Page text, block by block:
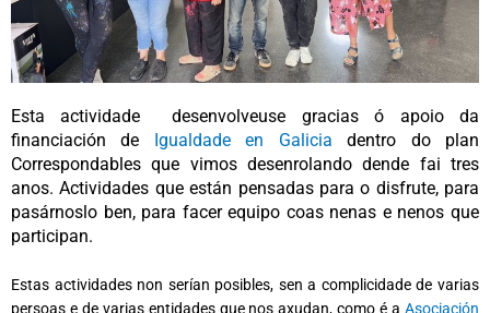
Esta actividade desenvolveuse gracias ó apoio da
financiación de Igualdade en Galicia dentro do plan
Correspondables que vimos desenrolando dende fai tres
anos. Actividades que están pensadas para o disfrute, para
pasárnoslo ben, para facer equipo coas nenas e nenos que
participan.
Estas actividades non serían posibles, sen a complicidade de varias
persoas e de varias entidades que nos axudan, como é a Asociación